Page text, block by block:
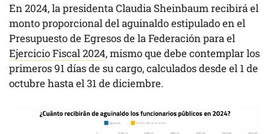
En 2024, la presidenta Claudia Sheinbaum recibirá el
monto proporcional del aguinaldo estipulado en el
Presupuesto de Egresos de la Federación para el
Ejercicio Fiscal 2024, mismo que debe contemplar los
primeros 91 días de su cargo, calculados desde el 1 de
octubre hasta el 31 de diciembre.